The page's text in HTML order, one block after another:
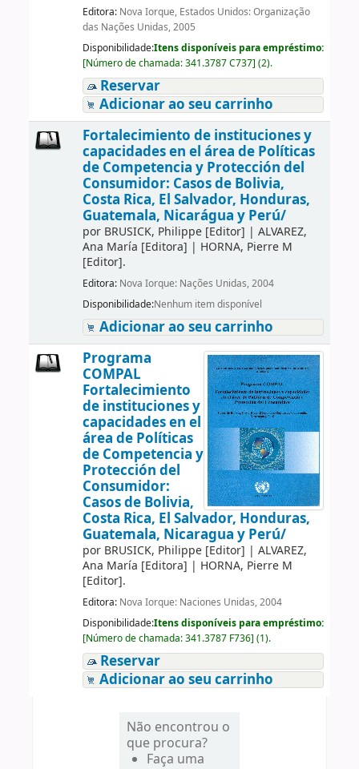
Editora: Nova Iorque, Estados Unidos: Organização
das Nações Unidas, 2005
Disponibilidade:Itens disponíveis para empréstimo:
[Número de chamada:341.3787 C737] (2).
Reservar
Adicionar ao seu carrinho
Fortalecimiento de instituciones y
capacidades en el área de Políticas
de Competencia y Protección del
Consumidor: Casos de Bolivia,
Costa Rica, El Salvador, Honduras,
Guatemala, Nicarágua y Perú/
por BRUSICK, Philippe[Editor] | ALVAREZ,
Ana María [Editora] | HORNA, Pierre M
[Editor].
Editora: Nova Iorque: Nações Unidas, 2004
Disponibilidade:Nenhum item disponível
Adicionar ao seu carrinho
Programa
COMPAL
Fortalecimiento
de instituciones y
capacidades en el
área de Políticas
de Competencia y
Protección del
Consumidor:
Casos de Bolivia,
Costa Rica, El Salvador, Honduras,
Guatemala, Nicaragua y Perú/
por BRUSICK, Philippe[Editor] | ALVAREZ,
Ana María [Editora] | HORNA, Pierre M
[Editor].
Editora: Nova Iorque: Naciones Unidas, 2004
Disponibilidade:Itens disponíveis para empréstimo:
[Número de chamada:341.3787 F736] (1).
Reservar
Adicionar ao seu carrinho
Não encontrou o
que procura?
Faça uma